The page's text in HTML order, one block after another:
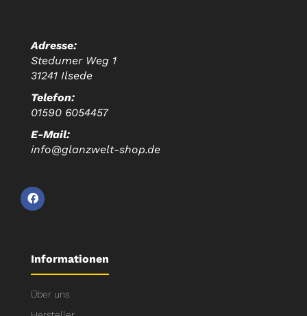
Adresse:
Stedumer Weg 1
31241 Ilsede
Telefon:
01590 6054457
E-Mail:
info@glanzwelt-shop.de
Informationen
Über uns